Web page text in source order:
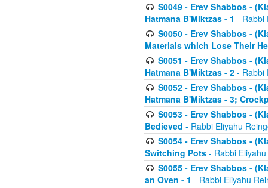
S0049 - Erev Shabbos -
Hatmana B'Miktzas - 1 - Rabbi
S0050 - Erev Shabbos -
Materials which Lose Their
S0051 - Erev Shabbos -
Hatmana B'Miktzas - 2 - Rabbi
S0052 - Erev Shabbos -
Hatmana B'Miktzas - 3;
S0053 - Erev Shabbos -
Bedieved - Rabbi Eliyahu
S0054 - Erev Shabbos -
Switching Pots - Rabbi
S0055 - Erev Shabbos -
an Oven - 1 - Rabbi Eliyahu